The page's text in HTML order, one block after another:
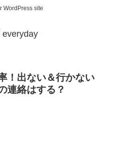
WordPress site
everyday
！出ない＆行かない
連絡はする？